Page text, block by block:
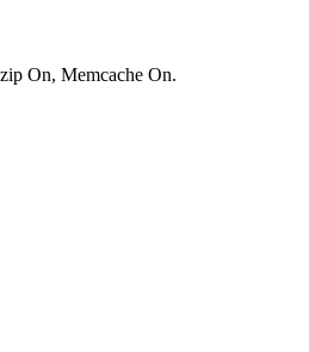
On, Memcache On.